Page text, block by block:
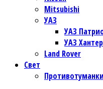
Mitsubishi
УАЗ
УАЗ
УАЗ Хантер
Land Rover
Свет